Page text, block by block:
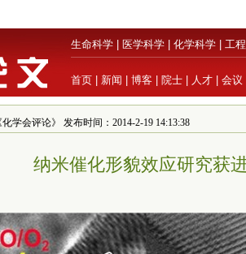
生命科学 医学科学 化学科学 工
首页 新闻 博客 院士 人才 会议
学会评论》 发布时间：2014-2-19 14:13:38
纳米催化形貌效应研究获